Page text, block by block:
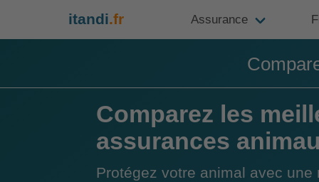
itandi.fr Assurance
Comparez les
assurances
Protégez votre animal avec une